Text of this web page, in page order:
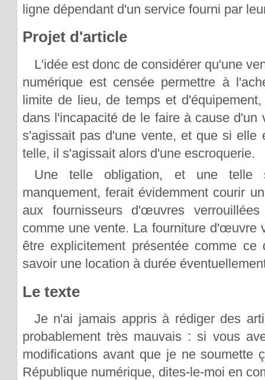
ligne dépendant d'un service fourni par
Projet d'article
L'idée est donc de considérer qu'une
numérique est censée permettre à
limite de lieu, de temps et
dans l'incapacité de le faire à cause d'un
s'agissait pas d'une vente, et que si elle
telle, il s'agissait alors d'une escroquerie.
Une telle obligation, et une telle
manquement, ferait évidemment courir
aux fournisseurs d'œuvres
comme une vente. La fourniture d'œuvre
être explicitement présentée comme
savoir une location à durée
Le texte
Je n'ai jamais appris à rédiger des
probablement très mauvais : si vous
modifications avant que je ne soumette
République numérique, dites-le-moi en